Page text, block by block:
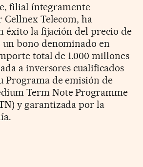
filial íntegramente
Telecom, ha
éxito la fijación del precio de
bono denominado en
total de 1.000 millones
a inversores cualificados
Programa de emisión de
Term Note Programme
y garantizada por la